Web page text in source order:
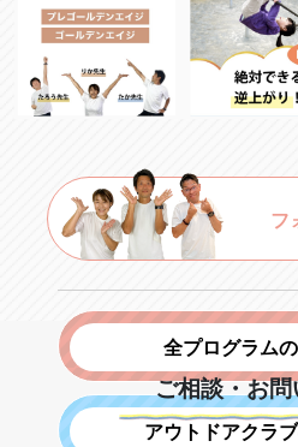
全プログラム
アウトドアクラ
フ
ご相談・お